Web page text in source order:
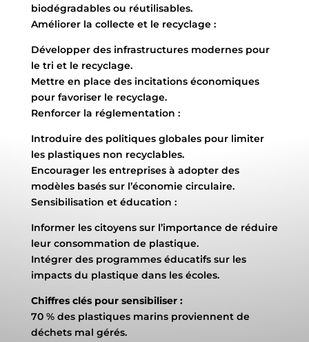
biodégradables ou réutilisables.
Améliorer la collecte et le recyclage :
Développer des infrastructures modernes pour
le tri et le recyclage.
Mettre en place des incitations économiques
pour favoriser le recyclage.
Renforcer la réglementation :
Introduire des politiques globales pour limiter
les plastiques non recyclables.
Encourager les entreprises à adopter des
modèles basés sur l’économie circulaire.
Sensibilisation et éducation :
Informer les citoyens sur l’importance de réduire
leur consommation de plastique.
Intégrer des programmes éducatifs sur les
impacts du plastique dans les écoles.
Chiffres clés pour sensibiliser :
70 % des plastiques marins proviennent de
déchets mal gérés.